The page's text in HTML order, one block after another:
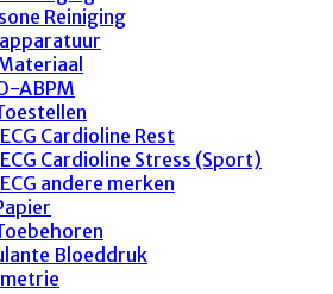
Reiniging
ABPM
ECG Cardioline Rest
ECG Cardioline Stress (Sport)
ECG andere merken
Bloeddruk